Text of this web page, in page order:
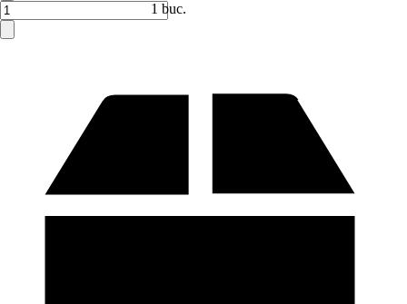
1 buc.